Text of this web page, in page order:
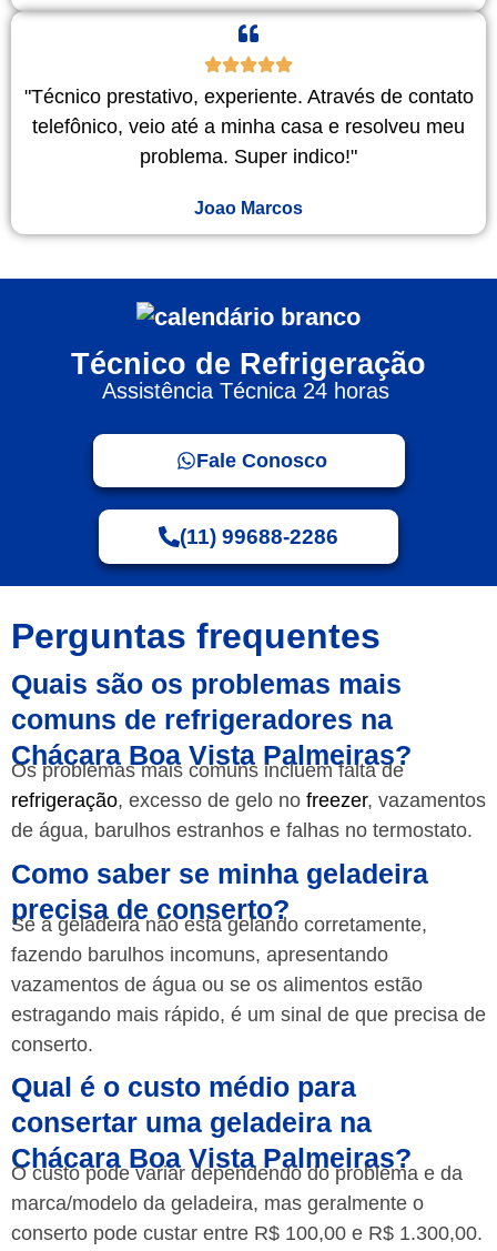
"Técnico prestativo, experiente. Através de contato
telefônico, veio até a minha casa e resolveu meu
problema. Super indico!"
Joao Marcos
Técnico de Refrigeração
Assistência Técnica 24 horas
Fale Conosco
(11) 99688-2286
Perguntas frequentes
Quais são os problemas mais
comuns de refrigeradores na
Chácara Boa Vista Palmeiras?
Os problemas mais comuns incluem falta de
refrigeração, excesso de gelo no freezer, vazamentos
de água, barulhos estranhos e falhas no termostato.
Como saber se minha geladeira
precisa de conserto?
Se a geladeira não está gelando corretamente,
fazendo barulhos incomuns, apresentando
vazamentos de água ou se os alimentos estão
estragando mais rápido, é um sinal de que precisa de
conserto.
Qual é o custo médio para
consertar uma geladeira na
Chácara Boa Vista Palmeiras?
O custo pode variar dependendo do problema e da
marca/modelo da geladeira, mas geralmente o
conserto pode custar entre R$ 100,00 e R$ 1.300,00.